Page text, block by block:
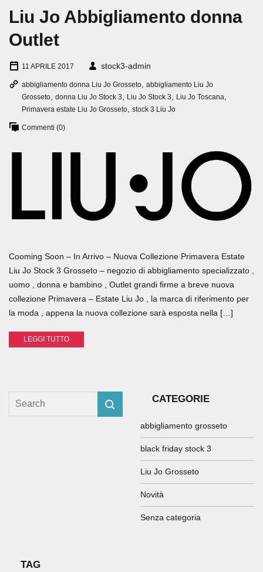
Liu Jo Abbigliamento donna
Outlet
11 APRILE 2017 stock3-admin
abbigliamento donna Liu Jo Grosseto abbigliamento Liu Jo
Grosseto donna Liu Jo Stock 3 Liu Jo Stock 3 Liu Jo Toscana
Primavera estate Liu Jo Grosseto stock 3 Liu Jo
Commenti (0)
Cooming Soon – In Arrivo – Nuova Collezione Primavera Estate
Liu Jo Stock 3 Grosseto – negozio di abbigliamento specializzato ,
uomo , donna e bambino , Outlet grandi firme a breve nuova
collezione Primavera – Estate Liu Jo , la marca di riferimento per
la moda , appena la nuova collezione sarà esposta nella […]
LEGGI TUTTO
CATEGORIE
abbigliamento grosseto
black friday stock 3
Liu Jo Grosseto
Novità
Senza categoria
TAG